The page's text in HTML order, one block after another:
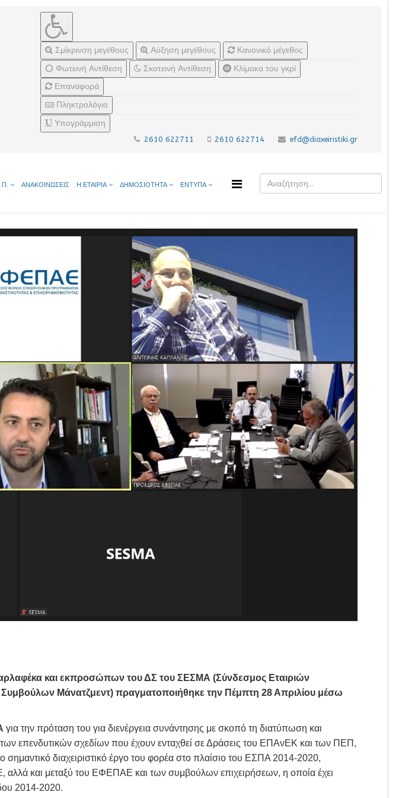
Σμίκρινση μεγέθους Αύξηση μεγέθους
Κανονικό μέγεθος
Φωτεινή Αντίθεση
Σκοτεινή Αντίθεση
Κλίμακα του γκρί
Επαναφορά
Πληκτρολόγιο
Υπογράμμιση
2610 622711 2610 622714 efd@diaxeiristiki.gr
ΑΝΑΚΟΙΝΩΣΕΙΣ Η ΕΤΑΙΡΙΑ ΔΗΜΟΣΙΟΤΗΤΑ ΕΝΤΥΠΑ
και εκπροσώπων του ΔΣ του ΣΕΣΜΑ (Σύνδεσμος Εταιριών
Μάνατζμεντ) πραγματοποιήθηκε την Πέμπτη 28 Απριλίου μέσω
για την πρόταση του για διενέργεια συνάντησης με σκοπό τη διατύπωση και
επενδυτικών σχεδίων που έχουν ενταχθεί σε Δράσεις του ΕΠΑνΕΚ και των ΠΕΠ,
διαχειριστικό έργο του φορέα στο πλαίσιο του ΕΣΠΑ 2014-2020,
αλλά και μεταξύ του ΕΦΕΠΑΕ και των συμβούλων επιχειρήσεων, η οποία έχει
2014-2020.